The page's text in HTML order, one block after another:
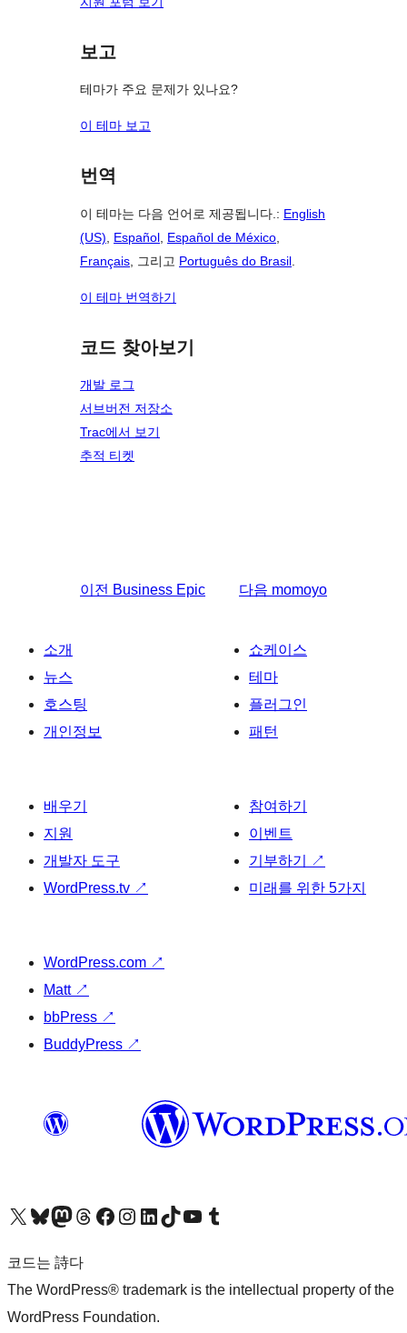
보고
테마가 주요 문제가 있나요?
이 테마 보고
번역
이 테마는 다음 언어로 제공됩니다.: English
(US)
Español Español de México
Français , 그리고 Português do Brasil
이 테마 번역하기
코드 찾아보기
개발 로그
서브버전 저장소
Trac에서 보기
추적 티켓
이전 Business Epic 다음 momoyo
소개
뉴스
호스팅
개인정보
쇼케이스
테마
플러그인
패턴
배우기
지원
개발자 도구
WordPress.tv ↗
참여하기
이벤트
기부하기
↗
미래를 위한 5가지
WordPress.com ↗
Matt ↗
bbPress ↗
BuddyPress ↗
X(이전 트위터) 계정 방문하기블루스카이 계정 방문하기마스토돈 계정 방문하기스레드 계정 방문하기 페이스북 페이지 방문하기인스타그램 계정 방문하기 LinkedIn 계정 방문하기틱톡 계정 방문하기유튜브 채널 방문하기 텀블러 계정 방문하기
코드는 詩다
The WordPress® trademark is the intellectual property of the
WordPress Foundation.